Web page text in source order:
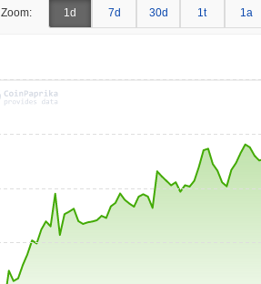
Zoom: 1d 7d 30d 1t 1a